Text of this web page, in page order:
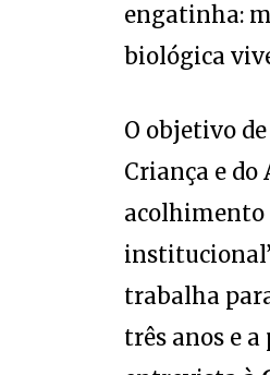
engatinha:
biológica
O objetivo
Criança e do
acolhimento
trabalha
três anos e